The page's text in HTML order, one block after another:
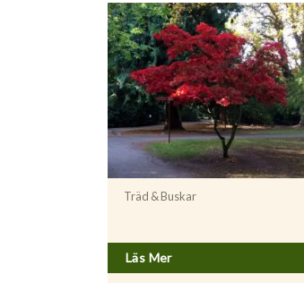
Träd & Buskar
Läs Mer